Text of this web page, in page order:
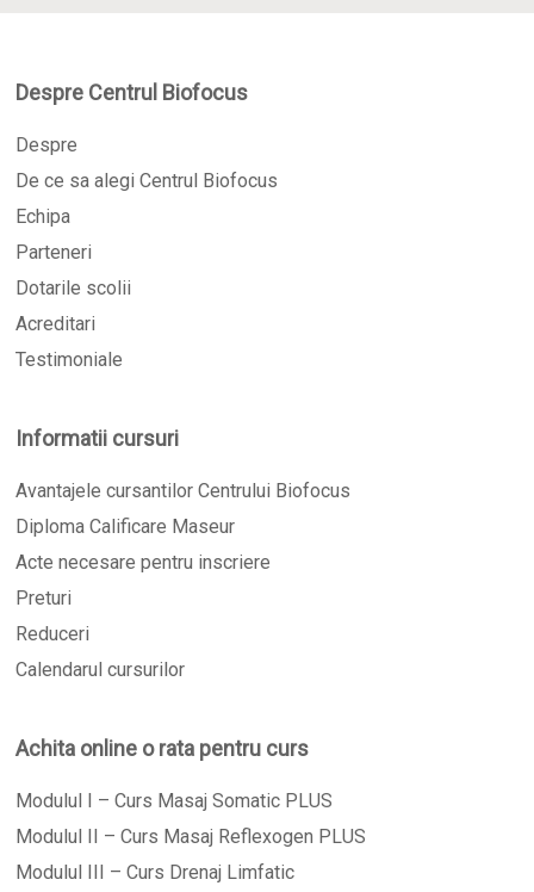
Despre Centrul Biofocus
Despre
De ce sa alegi Centrul Biofocus
Echipa
Parteneri
Dotarile scolii
Acreditari
Testimoniale
Informatii cursuri
Avantajele cursantilor Centrului Biofocus
Diploma Calificare Maseur
Acte necesare pentru inscriere
Preturi
Reduceri
Calendarul cursurilor
Achita online o rata pentru curs
Modulul I – Curs Masaj Somatic PLUS
Modulul II – Curs Masaj Reflexogen PLUS
Modulul III – Curs Drenaj Limfatic